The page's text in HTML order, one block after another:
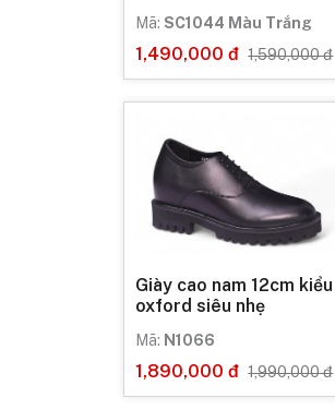
Mã: SC1044 Màu Trắng
1,490,000 đ 1,590,000 đ
Giày cao nam 12cm kiểu
oxford siêu nhẹ
Mã: N1066
1,890,000 đ 1,990,000 đ